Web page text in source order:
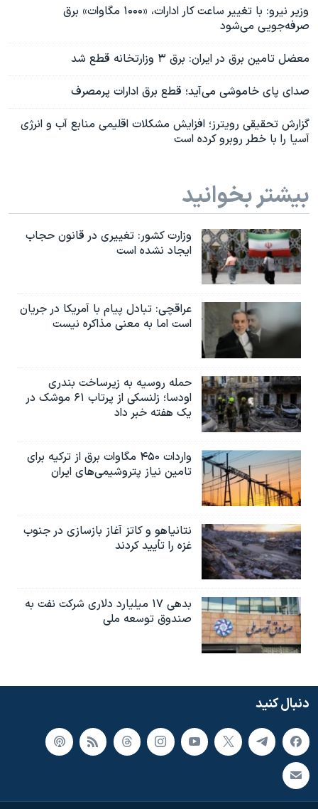
وزیر نیرو: با تغییر ساعت کار ادارات، «۱۰۰۰ مگاوات» برق
صرفه‌جویی می‌شود
معضل تامین برق در ایران: برق ۳ وزارتخانه قطع شد
صدای پای خاموشی می‌آید؛ قطع برق ادارات پرمصرف
گزارش تحقیقی رویترز؛ افزایش مشکلات اقلیمی منابع آب و انرژی
آسیا را با خطر روبرو کرده است
بیشتر بخوانید
وزارت کشور: تغییری در قانون حجاب
ایجاد نشده است
عراقچی: تبادل پیام با آمریکا در جریان
است اما به معنی مذاکره نیست
حمله روسیه به زیرساخت بندری
اودسا؛ زلنسکی از پرتاب ۶۱ موشک در
یک هفته خبر داد
واردات ۴۵۰ مگاوات برق از ترکیه برای
تامین نیاز پتروشیمی‌های ایران
نتانیاهو و کاتز آغاز بازسازی در جنوب
غزه را تأیید کردند
بدهی ۱۷ میلیارد دلاری شرکت نفت به
صندوق توسعه ملی
دنبال کنید